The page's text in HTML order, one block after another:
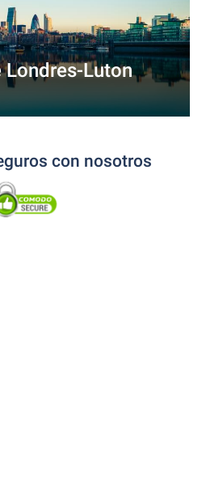
Luton
con nosotros